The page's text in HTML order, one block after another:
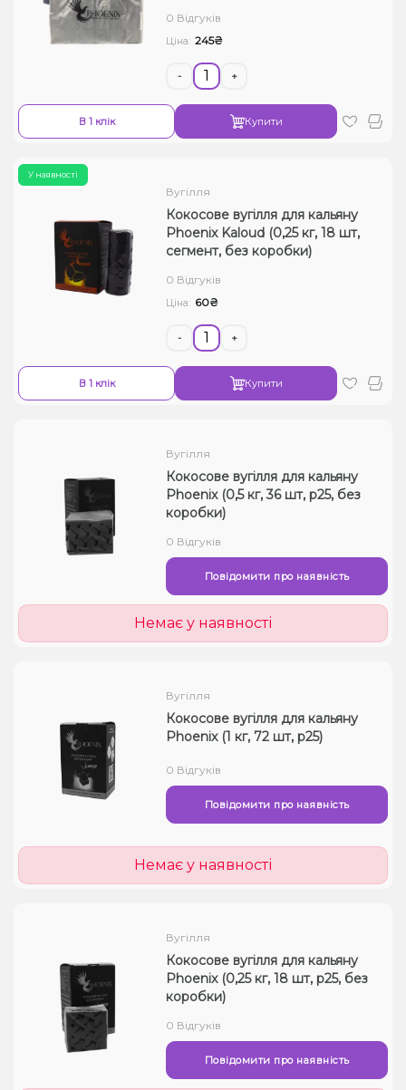
0 Відгуків
Ціна: 245₴
- +
В 1 клік Купити
У наявності
Вугілля
Кокосове вугілля для кальяну
Phoenix Kaloud (0,25 кг, 18 шт,
сегмент, без коробки)
0 Відгуків
Ціна: 60₴
- +
В 1 клік Купити
Вугілля
Кокосове вугілля для кальяну
Phoenix (0,5 кг, 36 шт, р25, без
коробки)
0 Відгуків
Повідомити про наявність
Немає у наявності
Вугілля
Кокосове вугілля для кальяну
Phoenix (1 кг, 72 шт, р25)
0 Відгуків
Повідомити про наявність
Немає у наявності
Вугілля
Кокосове вугілля для кальяну
Phoenix (0,25 кг, 18 шт, р25, без
коробки)
0 Відгуків
Повідомити про наявність